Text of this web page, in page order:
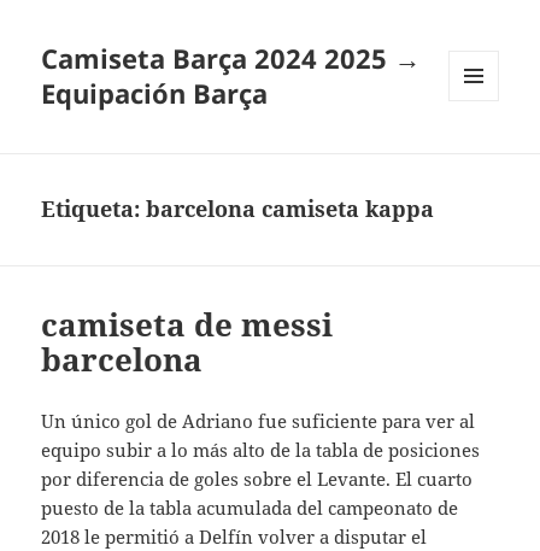
Camiseta Barça 2024 2025 →
Equipación Barça
Etiqueta:barcelona camiseta kappa
camiseta de messi
barcelona
Un único gol de Adriano fue suficiente para ver al
equipo subir a lo más alto de la tabla de posiciones
por diferencia de goles sobre el Levante. El cuarto
puesto de la tabla acumulada del campeonato de
2018 le permitió a Delfín volver a disputar el